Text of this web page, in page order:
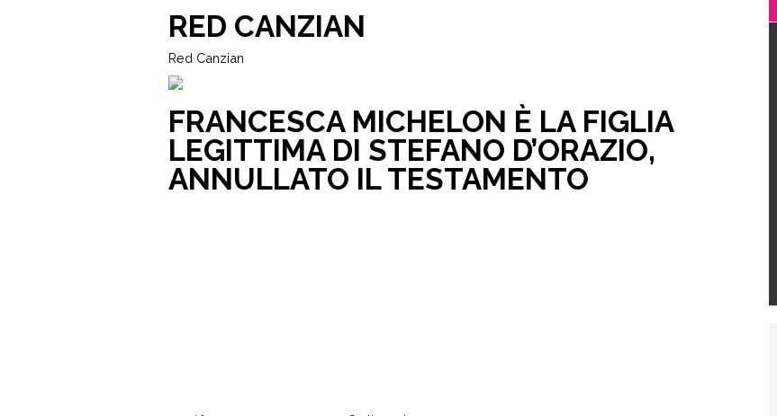
RED CANZIAN
Red Canzian
FRANCESCA MICHELON È LA FIGLIA
LEGITTIMA DI STEFANO D’ORAZIO,
ANNULLATO IL TESTAMENTO